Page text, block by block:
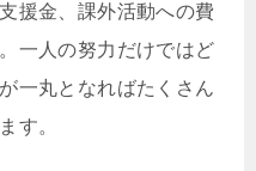
援金、課外活動への費
一人の努力だけではど
一丸となればたくさん
す。